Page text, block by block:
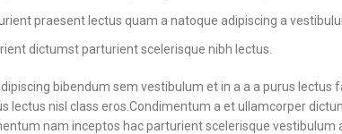
praesent lectus quam a natoque adipiscing a
dictumst parturient scelerisque nibh lectus.
bibendum sem vestibulum et in a a a purus lectus
lectus nisl class eros.Condimentum a et ullamcorper
nam inceptos hac parturient scelerisque vestibulum